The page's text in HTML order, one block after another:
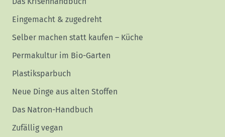
Eingemacht & zugedreht
Selber machen statt kaufen – Küche
Permakultur im Bio-Garten
Plastiksparbuch
Neue Dinge aus alten Stoffen
Das Natron-Handbuch
Zufällig vegan